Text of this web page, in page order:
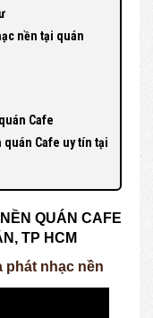
nền tại quán
Cafe
quán Cafe uy tín tại
QUÁN CAFE
TP HCM
phát nhạc nền